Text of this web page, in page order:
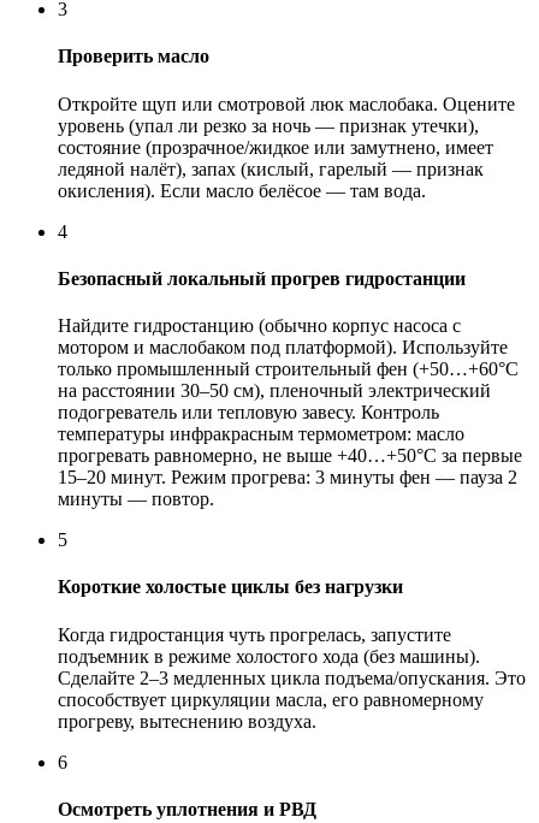
3
Проверить масло
Откройте щуп или смотровой люк маслобака. Оцените
уровень (упал ли резко за ночь — признак утечки),
состояние (прозрачное/жидкое или замутнено, имеет
ледяной налёт), запах (кислый, гарелый — признак
окисления). Если масло белёсое — там вода.
4
Безопасный локальный прогрев гидростанции
Найдите гидростанцию (обычно корпус насоса с
мотором и маслобаком под платформой). Используйте
только промышленный строительный фен (+50…+60°C
на расстоянии 30–50 см), пленочный электрический
подогреватель или тепловую завесу. Контроль
температуры инфракрасным термометром: масло
прогревать равномерно, не выше +40…+50°C за первые
15–20 минут. Режим прогрева: 3 минуты фен — пауза 2
минуты — повтор.
5
Короткие холостые циклы без нагрузки
Когда гидростанция чуть прогрелась, запустите
подъемник в режиме холостого хода (без машины).
Сделайте 2–3 медленных цикла подъема/опускания. Это
способствует циркуляции масла, его равномерному
прогреву, вытеснению воздуха.
6
Осмотреть уплотнения и РВД